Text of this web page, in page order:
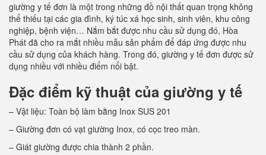
giường y tế đơn là một trong những đồ nội thất quan trọng không
thể thiếu tại các gia đình, ký túc xá học sinh, sinh viên, khu công
nghiệp, bệnh viện… Nắm bắt được nhu cầu sử dụng đó, Hòa
Phát đã cho ra mắt nhiều mẫu sản phẩm để đáp ứng được nhu
cầu sử dụng của khách hàng. Trong đó, giường y tế đơn được sử
dụng nhiều với nhiều điểm nổi bật.
Đặc điểm kỹ thuật của giường y tế
– Vật liệu: Toàn bộ làm bằng Inox SUS 201
– Giường đơn có vạt giường Inox, có cọc treo màn.
– Giát giường được chia thành 2 phần.